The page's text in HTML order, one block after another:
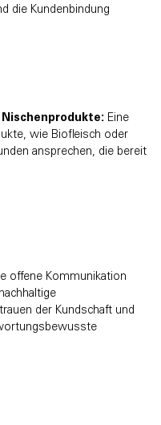
die Kundenbindung
Eine
wie Biofleisch oder
ansprechen, die bereit
offene Kommunikation
der Kundschaft und